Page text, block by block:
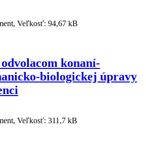
Veľkosť: 94,67 kB
konaní-
biologickej úpravy
Veľkosť: 311,7 kB